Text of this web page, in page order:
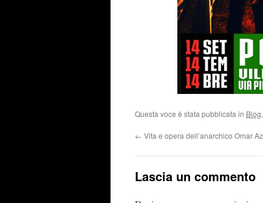
Questa voce è stata pubblicata in Blog,
← Vita e opera dell’anarchico Omar
Lascia un commento